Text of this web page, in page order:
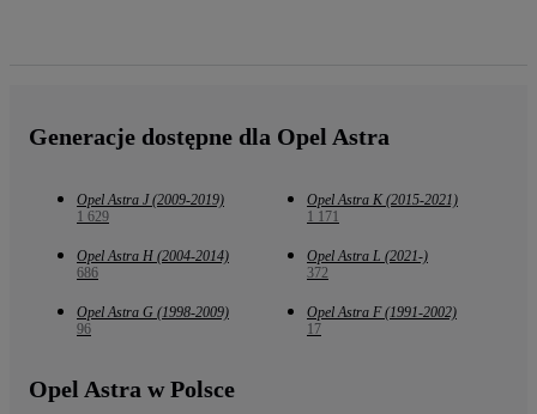
Generacje dostępne dla Opel Astra
Opel Astra J (2009-2019)
1 629
Opel Astra K (2015-2021)
1 171
Opel Astra H (2004-2014)
686
Opel Astra L (2021-)
372
Opel Astra G (1998-2009)
96
Opel Astra F (1991-2002)
17
Opel Astra w Polsce